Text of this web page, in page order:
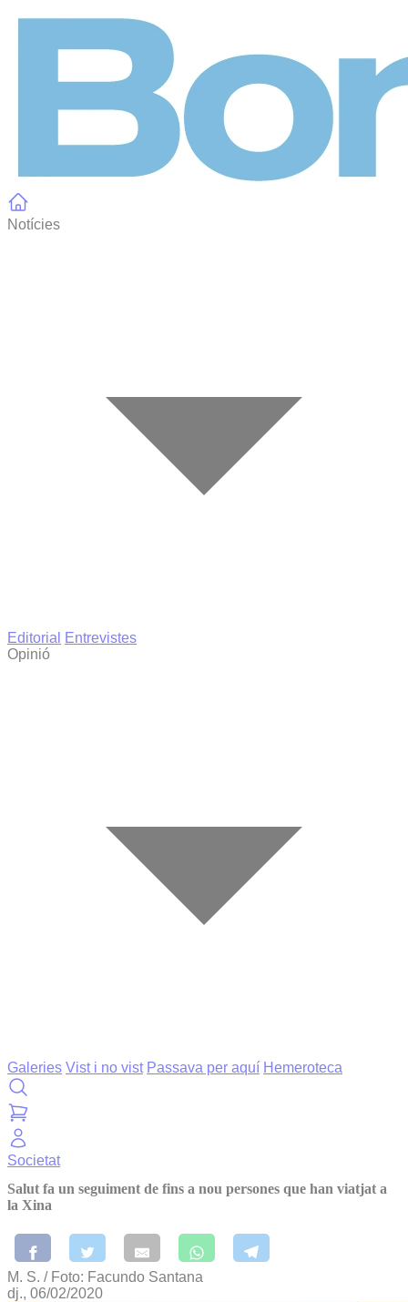
Notícies
Editorial
Entrevistes
Opinió
Galeries Vist i no vist Passava per aquí Hemeroteca
Societat
Salut fa un seguiment de fins a nou persones que han viatjat a
la Xina
M. S. / Foto: Facundo Santana
dj., 06/02/2020